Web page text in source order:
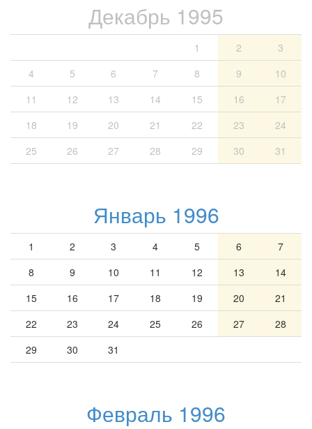
Декабрь 1995
1 2
3
4
5 6 7 8 9
10
11
12 13 14 15 16
17
18
19 20 21 22 23
24
25
26 27 28 29 30 31
Январь 1996
1 2 3 4 5 6
7
8
9 10 11 12 13
14
15
16 17 18 19 20
21
22
23 24 25 26 27
28
29
30 31
Февраль 1996